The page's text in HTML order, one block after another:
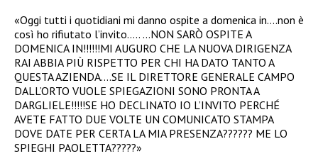
«Oggi tutti i quotidiani mi danno ospite a domenica in….non è
così ho rifiutato l’invito….. …NON SARÒ OSPITE A
DOMENICA IN!!!!!!MI AUGURO CHE LA NUOVA DIRIGENZA
RAI ABBIA PIÙ RISPETTO PER CHI HA DATO TANTO A
QUESTA AZIENDA….SE IL DIRETTORE GENERALE CAMPO
DALL’ORTO VUOLE SPIEGAZIONI SONO PRONTA A
DARGLIELE!!!!!SE HO DECLINATO IO L’INVITO PERCHÉ
AVETE FATTO DUE VOLTE UN COMUNICATO STAMPA
DOVE DATE PER CERTA LA MIA PRESENZA?????? ME LO
SPIEGHI PAOLETTA?????»